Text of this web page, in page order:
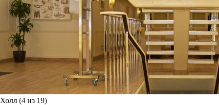
Холл (4 из 19)